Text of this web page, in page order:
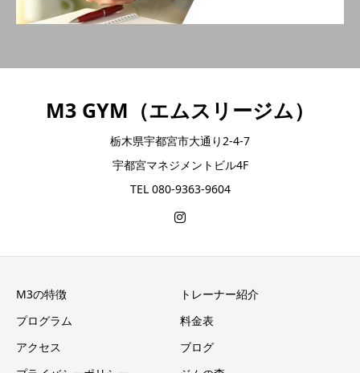
M3 GYM（エムスリージム）
栃木県宇都宮市大通り2-4-7
宇都宮マネジメントビル4F
TEL 080-9363-9604
M3の特徴
トレーナー紹介
プログラム
料金表
アクセス
ブログ